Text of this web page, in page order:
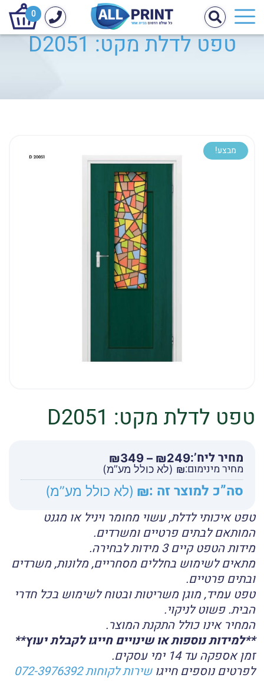
0
טפט לדלת מקט: D2051
טפט לדלת מקט: D2051
מחיר ליח’: ₪249
–
₪349
מחירים:
עד
מחיר מינימום:₪ (לא כולל מע”מ)
סה”כ למוצר זה :₪ (לא כולל מע”מ)
טפט איכותי לדלת, עשוי מחומר ויניל או מגנט
המותאם לבתים פרטיים ומשרדים.
מידות הטפט קיים 3 מידות לבחירה.
מתאים לשימוש בחללים מסחריים, מלונות, משרדים
ובתים פרטיים.
טפט עמיד, מוגן משריטות ובטוח לשימוש בכל חדרי
הבית. פשוט לניקוי.
המחיר אינו כולל התקנת המוצר.
**למידות נוספות או שינויים חייגו לקבלת יעוץ**
זמן אספקה עד 14 ימי עסקים.
לפרטים נוספים חייגושירות לקוחות 072-3976392
מבצע!